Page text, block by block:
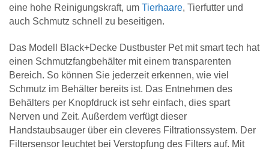
eine hohe Reinigungskraft, um Tierhaare, Tierfutter und
auch Schmutz schnell zu beseitigen.
Das Modell Black+Decke Dustbuster Pet mit smart tech hat
einen Schmutzfangbehälter mit einem transparenten
Bereich. So können Sie jederzeit erkennen, wie viel
Schmutz im Behälter bereits ist. Das Entnehmen des
Behälters per Knopfdruck ist sehr einfach, dies spart
Nerven und Zeit. Außerdem verfügt dieser
Handstaubsauger über ein cleveres Filtrationssystem. Der
Filtersensor leuchtet bei Verstopfung des Filters auf. Mit